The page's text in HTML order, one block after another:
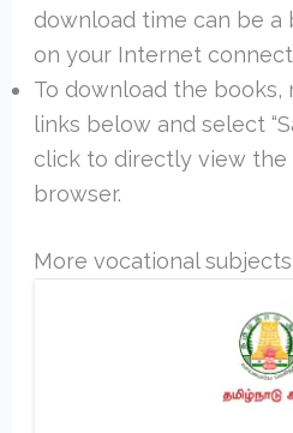
download time can be
on your Internet
To download the books,
links below and select
click to directly view the
browser.
More vocational